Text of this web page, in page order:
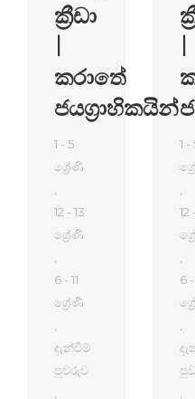
ක්‍රීඩා
කරාතේ
ජයග්‍රාහිකයින්
1 - 5
ශ්‍රේණි
12 - 13
ශ්‍රේණි
6 - 11
ශ්‍රේණි
දැන්වීම්
පුවරුව
1 -
12
6 -